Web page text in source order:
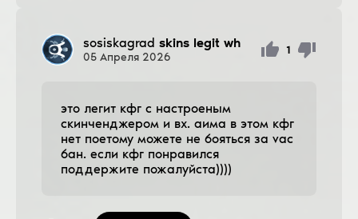
sosiskagrad skins legit wh
05 Апреля 2026
1
это легит кфг с настроеным
скинченджером и вх. аима в этом кфг
нет поетому можете не бояться за vac
бан. если кфг понравился
поддержите пожалуйста))))